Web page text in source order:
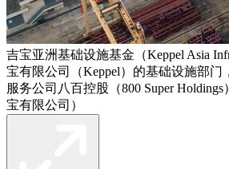
吉宝亚洲基础设施基金（Keppel Asia
宝有限公司（Keppel）的基础设施部门
服务公司八百控股（800 Super
宝有限公司）